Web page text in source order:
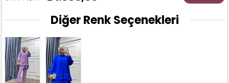
Diğer Renk Seçenekleri